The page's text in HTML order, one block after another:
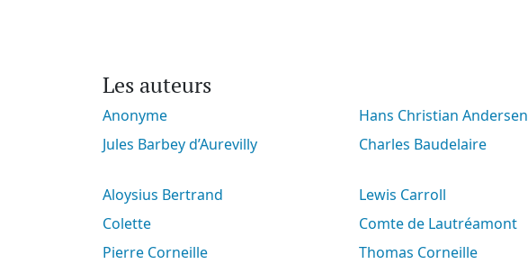
Les auteurs
Anonyme Hans Christian Andersen
Jules Barbey d’Aurevilly
Charles Baudelaire
Aloysius Bertrand Lewis Carroll
Colette
Comte de Lautréamont
Pierre Corneille
Thomas Corneille